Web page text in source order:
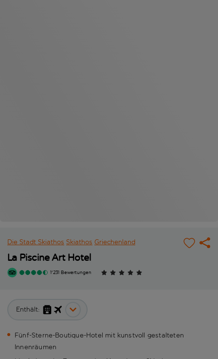
Die Stadt Skiathos Skiathos Griechenland
La Piscine Art Hotel
1'231 Bewertungen
Enthält:
Fünf-Sterne-Boutique-Hotel mit kunstvoll gestalteten
Innenräumen